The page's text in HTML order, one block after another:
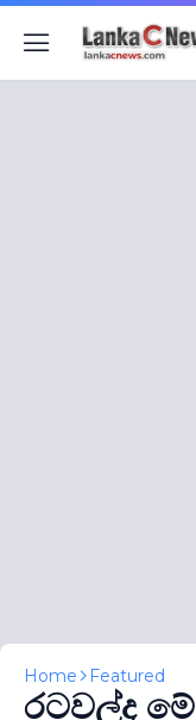
Home Featured
රටවල්ද